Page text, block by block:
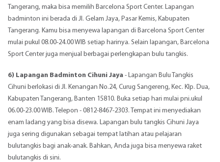
Tangerang, maka bisa memilih Barcelona Sport Center. Lapangan
badminton ini berada di Jl. Gelam Jaya, Pasar Kemis, Kabupaten
Tangerang. Kamu bisa menyewa lapangan di Barcelona Sport Center
mulai pukul 08.00-24.00 WIB setiap harinya. Selain lapangan, Barcelona
Sport Center juga menjual berbagai perlengkapan bulu tangkis.
6) Lapangan Badminton Cihuni Jaya - Lapangan Bulu Tangkis
Cihuni berlokasi di Jl. Kenangan No.24, Curug Sangereng, Kec. Klp. Dua,
Kabupaten Tangerang, Banten 15810. Buka setiap hari mulai pni.ukul
06.00-23.00 WIB. Telepon - 0812-8467-2303. Tempat ini menyediakan
enam ladang yang bisa disewa. Lapangan bulu tangkis Cihuni Jaya
juga sering digunakan sebagai tempat latihan atau pelajaran
bulutangkis bagi anak-anak. Bahkan, Anda juga bisa menyewa raket
bulutangkis di sini.